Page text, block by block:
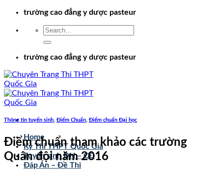
Chuyểntrường cao đẳng y dược pasteur
trường cao đẳng y dược pasteur
Home
Kỳ Thi THPT Quốc Gia
Tuyển sinh ĐH – CĐ
Đáp Án – Đề Thi
Thông tin tuyển sinh Điểm Chuẩn Điểm chuẩn Đại học
Điểm chuẩn tham khảo các trường
Quân đội năm 2016